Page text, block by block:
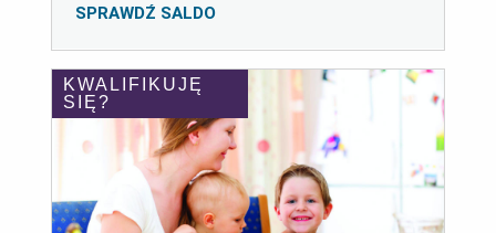
SPRAWDŹ SALDO
KWALIFIKUJĘ
SIĘ?